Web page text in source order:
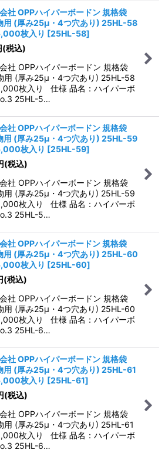
社 OPPハイパーボードン 規格袋
用 (厚み25μ・4つ穴あり) 25HL-58
枚入り [25HL-58]
(税込)
社 OPPハイパーボードン 規格袋
用 (厚み25μ・4つ穴あり) 25HL-58
枚入り 仕様 品名：ハイパーボ
25HL-5…
社 OPPハイパーボードン 規格袋
用 (厚み25μ・4つ穴あり) 25HL-59
枚入り [25HL-59]
(税込)
社 OPPハイパーボードン 規格袋
用 (厚み25μ・4つ穴あり) 25HL-59
枚入り 仕様 品名：ハイパーボ
25HL-5…
社 OPPハイパーボードン 規格袋
用 (厚み25μ・4つ穴あり) 25HL-60
枚入り [25HL-60]
(税込)
社 OPPハイパーボードン 規格袋
用 (厚み25μ・4つ穴あり) 25HL-60
枚入り 仕様 品名：ハイパーボ
25HL-6…
社 OPPハイパーボードン 規格袋
用 (厚み25μ・4つ穴あり) 25HL-61
枚入り [25HL-61]
(税込)
社 OPPハイパーボードン 規格袋
用 (厚み25μ・4つ穴あり) 25HL-61
枚入り 仕様 品名：ハイパーボ
25HL-6…